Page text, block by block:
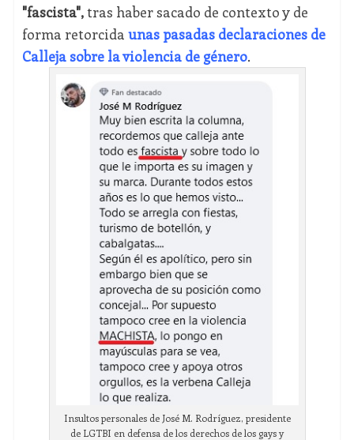
"fascista",tras haber sacado de contexto y de
forma retorcida unas pasadas declaraciones de
Calleja sobre la violencia de género.
Insultos personales de José M. Rodríguez, presidente
de LGTBI en defensa de los derechos de los gays y